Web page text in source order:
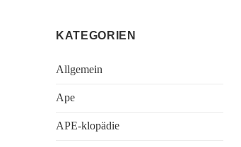
KATEGORIEN
Allgemein
Ape
APE-klopädie